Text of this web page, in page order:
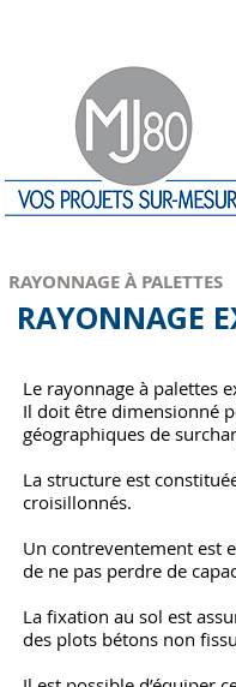
RAYONNAGE À PALETTES
RAYONNAGE
Le rayonnage à palettes
Il doit être dimensionné
géographiques de
La structure est
croisillonnés.
Un contreventement est
de ne pas perdre de
La fixation au sol est
des plots bétons non